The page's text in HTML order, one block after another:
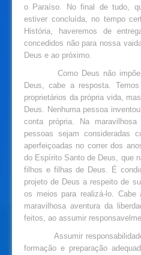
o Paraíso. No final de tudo,
estiver concluída, no tempo
História, haveremos de
concedidos não para nossa
Deus e ao próximo.
Como Deus não impõe,
Deus, cabe a resposta.
proprietários da própria vida,
Deus. Nenhuma pessoa
conta própria. Na
pessoas sejam consideradas
aperfeiçoadas no correr dos
do Espírito Santo de Deus, que
filhos e filhas de Deus. É
projeto de Deus a respeito de
os meios para realizá-lo.
maravilhosa aventura da
feitos, ao assumir
Assumir
formação e preparação